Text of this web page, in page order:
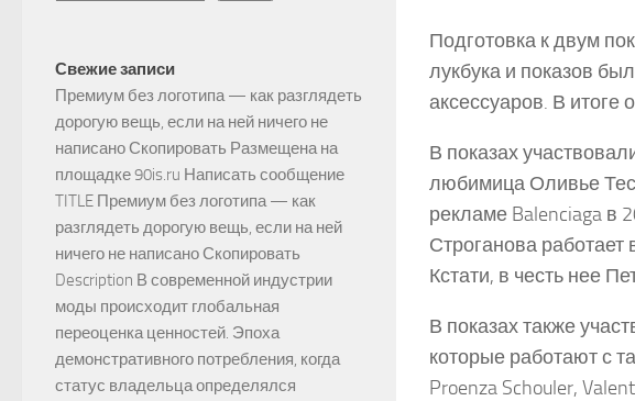
Подготовка к двум
лукбука и показов
аксессуаров. В
В показах
любимица Оливье
рекламе Balenciaga в
Строганова работает
Кстати, в честь нее
В показах также
которые работают с
Proenza Schouler,
Свежие записи
Премиум без логотипа — как разглядеть
дорогую вещь, если на ней ничего не
написано Скопировать Размещена на
площадке 90is.ru Написать сообщение
TITLE Премиум без логотипа — как
разглядеть дорогую вещь, если на ней
ничего не написано Скопировать
Description В современной индустрии
моды происходит глобальная
переоценка ценностей. Эпоха
демонстративного потребления, когда
статус владельца определялся